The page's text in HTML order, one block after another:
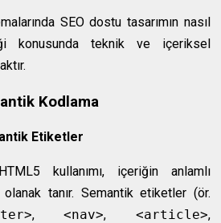
SEO dostu tasarımın nasıl
konusunda teknik ve içeriksel
Kodlama
Etiketler
kullanımı, içeriğin anlamlı
olanak tanır. Semantik etiketler (ör.
,<nav>, <article>,